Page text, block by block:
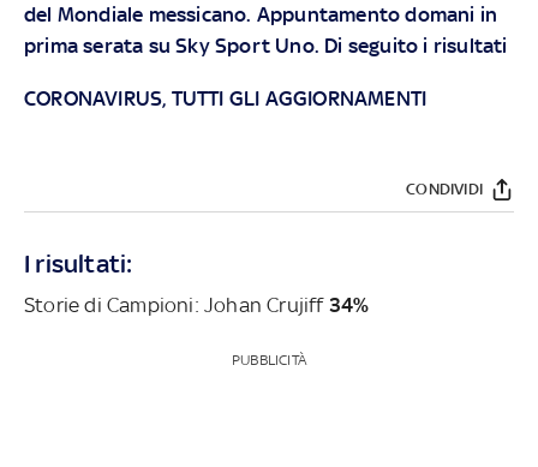
del Mondiale messicano. Appuntamento domani in
prima serata su Sky Sport Uno. Di seguito i risultati
CORONAVIRUS, TUTTI GLI AGGIORNAMENTI
CONDIVIDI
I risultati:
Storie di Campioni: Johan Crujiff34%
PUBBLICITÀ